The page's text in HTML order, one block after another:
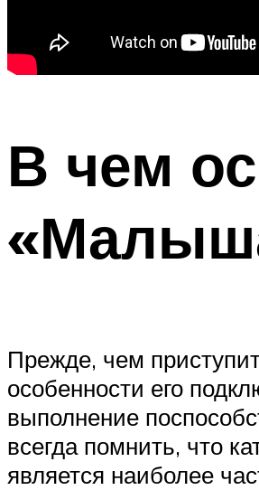
В чем
Прежде, чем
особенности его
выполнение
всегда помнить, что
является наиболее